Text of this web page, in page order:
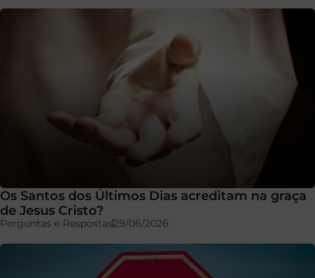
Os Santos dos Últimos Dias acreditam na graça
de Jesus Cristo?
Perguntas e Respostas29/06/2026